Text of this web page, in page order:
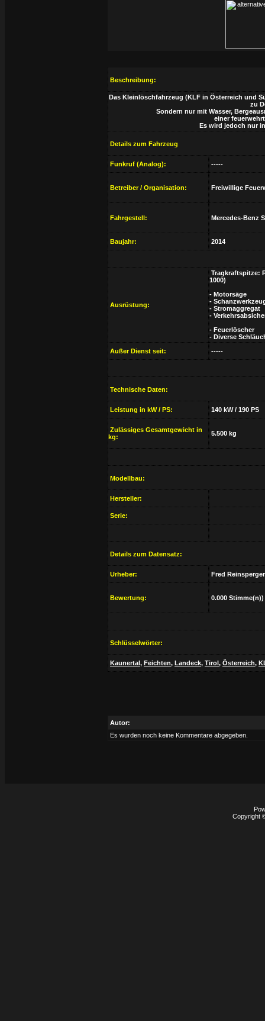
Beschreibung:
Das Kleinlöschfahrzeug (KLF in Österreich und
zu
Sondern nur mit Wasser,
einer
Es wird jedoch nur
Details zum Fahrzeug
Funkruf (Analog): -----
Betreiber / Organisation: Freiwillige
Fahrgestell: Mercedes-Benz
Baujahr: 2014
Ausrüstung:
Tragkraftspitze:
1000)
- Motorsäge
-
- Stromaggregat
-
- Feuerlöscher
- Diverse
Außer Dienst seit:
-----
Technische Daten:
Leistung in kW / PS: 140 kW / 190 PS
Zulässiges Gesamtgewicht in
kg:
5.500 kg
Modellbau:
Hersteller:
Serie:
Details zum Datensatz:
Urheber: Fred Reinsperger
Bewertung: 0.000 Stimme(n))
Schlüsselwörter:
Kaunertal, Feichten, Landeck, Tirol, Österreich,
Autor:
Es wurden noch keine Kommentare abgegeben.
Copyright